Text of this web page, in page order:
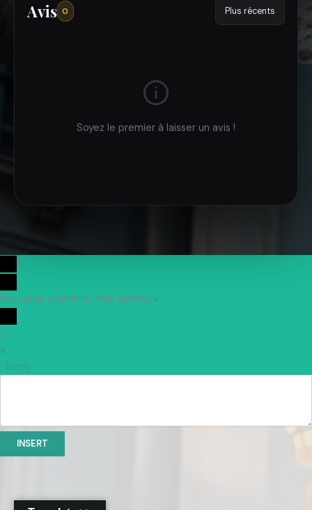
Avis 0
Soyez le premier à laisser un avis !
0
Response a wish to help grant it. x
()
x
| Reply
INSERT